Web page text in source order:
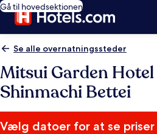
Gå til hovedsektionen
Se alle overnatningssteder
Mitsui Garden
Shinmachi Bettei
Vælg datoer for at se priser